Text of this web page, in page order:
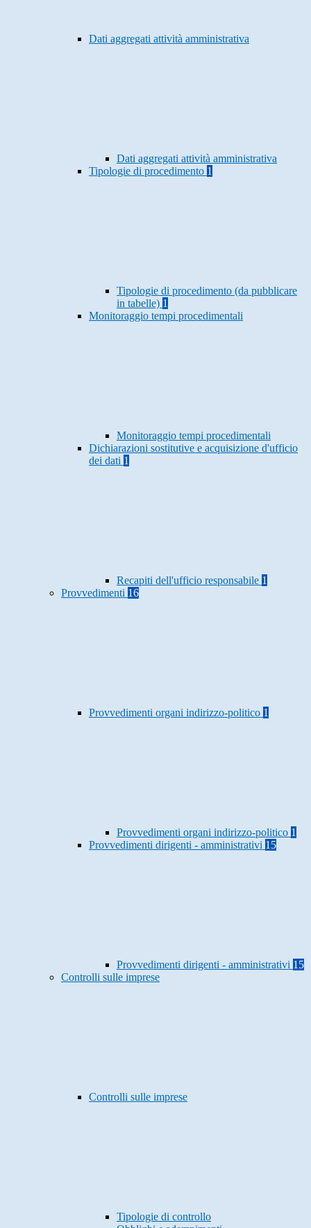
Dati aggregati attività amministrativa
Dati aggregati attività amministrativa
Tipologie di procedimento 1
Tipologie di procedimento (da pubblicare
in tabelle) 1
Monitoraggio tempi procedimentali
Monitoraggio tempi procedimentali
Dichiarazioni sostitutive e acquisizione d'ufficio
dei dati 1
Recapiti dell'ufficio responsabile 1
Provvedimenti 16
Provvedimenti organi indirizzo-politico 1
Provvedimenti organi indirizzo-politico 1
Provvedimenti dirigenti - amministrativi 15
Provvedimenti dirigenti - amministrativi 15
Controlli sulle imprese
Controlli sulle imprese
Tipologie di controllo